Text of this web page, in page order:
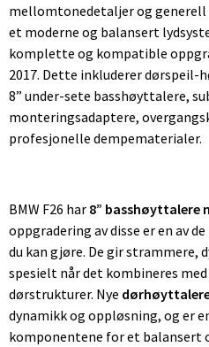
mellomtonedetaljer og generell
et moderne og balansert
komplette og kompatible
2017. Dette inkluderer dørspeil-
8” under-sete basshøyttalere,
monteringsadaptere,
profesjonelle dempematerialer.
BMW F26 har 8” basshøyttalere
oppgradering av disse er en av
du kan gjøre. De gir strammere,
spesielt når det kombineres
dørstrukturer. Nye
dynamikk og oppløsning, og er
komponentene for et balansert